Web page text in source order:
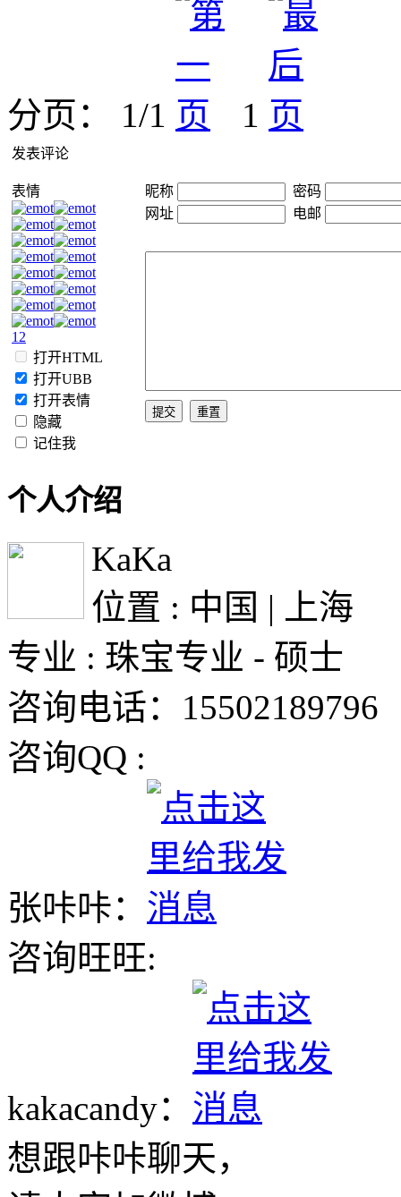
分页： 1/1 1
发表评论
表情
1 2
打开HTML
打开UBB
打开表情
隐藏
记住我
昵称
密码
网址
电邮
个人介绍
KaKa
位置 : 中国 | 上海
专业 : 珠宝专业 - 硕士
咨询电话：15502189796
咨询QQ :
张咔咔：
咨询旺旺:
kakacandy：
想跟咔咔聊天，